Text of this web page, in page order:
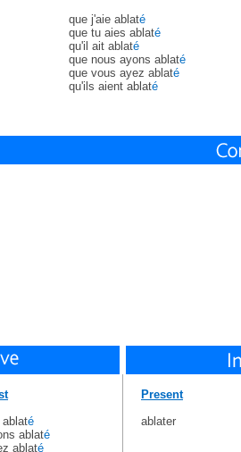
que j'aie ablaté
que tu aies ablaté
qu'il ait ablaté
que nous ayons ablaté
que vous ayez ablaté
qu'ils aient ablaté
ablaté
ablaté
ablaté
Present
ablater